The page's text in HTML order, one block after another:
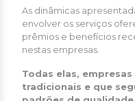
As dinâmicas
envolver os serviços
prêmios e benefícios
nestas empresas.
Todas elas,
tradicionais e que